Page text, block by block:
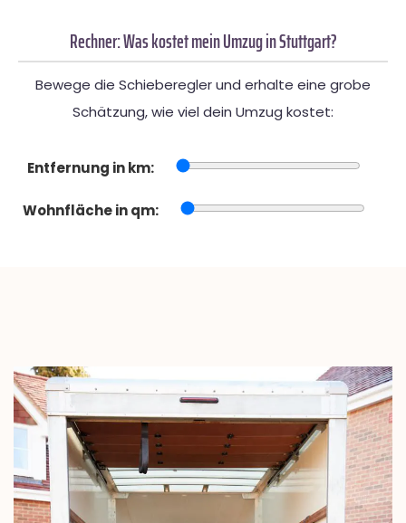
Rechner: Was kostet mein Umzug in Stuttgart?
Bewege die Schieberegler und erhalte eine grobe
Schätzung, wie viel dein Umzug kostet:
Entfernung in km:
Wohnfläche in qm: